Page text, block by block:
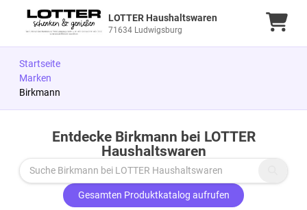
LOTTER Haushaltswaren
71634 Ludwigsburg
Startseite
Marken
Birkmann
Zu den Produkten springen
Entdecke Birkmann bei LOTTER
Haushaltswaren
Gesamten Produktkatalog aufrufen